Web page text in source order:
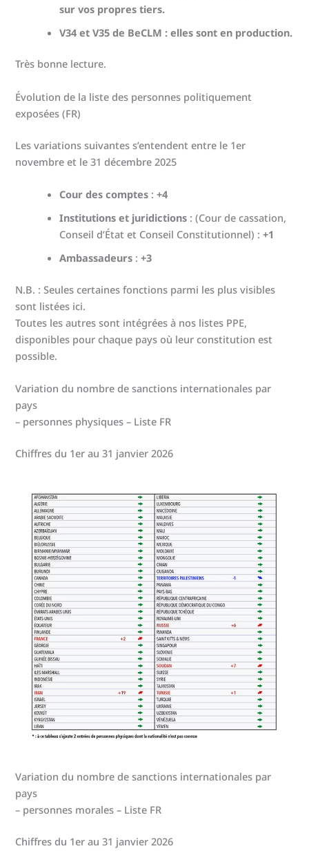
sur vos propres tiers.
V34 et V35 de BeCLM : elles sont en production.
Très bonne lecture.
Évolution de la liste des personnes politiquement
exposées (FR)
Les variations suivantes s’entendent entre le 1er
novembre et le 31 décembre 2025
Cour des comptes :+4
Institutions et juridictions : (Cour de cassation,
Conseil d’État et Conseil Constitutionnel) :+1
Ambassadeurs :+3
N.B. : Seules certaines fonctions parmi les plus visibles
sont listées ici.
Toutes les autres sont intégrées à nos listes PPE,
disponibles pour chaque pays où leur constitution est
possible.
Variation du nombre de sanctions internationales par
pays
– personnes physiques – Liste FR
Chiffres du 1er au 31 janvier 2026
Variation du nombre de sanctions internationales par
pays
– personnes morales – Liste FR
Chiffres du 1er au 31 janvier 2026